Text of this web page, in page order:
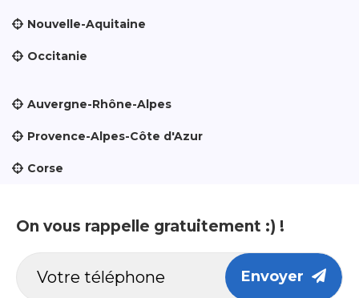
Nouvelle-Aquitaine
Occitanie
Auvergne-Rhône-Alpes
Provence-Alpes-Côte d'Azur
Corse
On vous rappelle gratuitement :) !
Envoyer